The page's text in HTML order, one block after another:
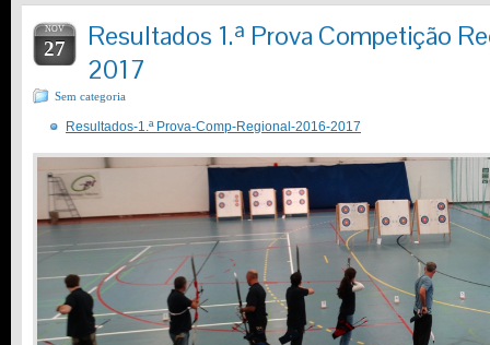
NOV
27
Resultados 1.ª Prova Competição
2017
Sem categoria
Resultados-1.ª Prova-Comp-Regional-2016-2017